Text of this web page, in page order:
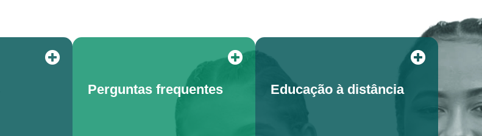
Perguntas frequentes Educação à distância